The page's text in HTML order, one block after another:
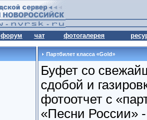
форум чат фотогалерея
Партбилет класса «Gold»
Буфет со
сдобой и
фотоотчет с
«Песни России» -